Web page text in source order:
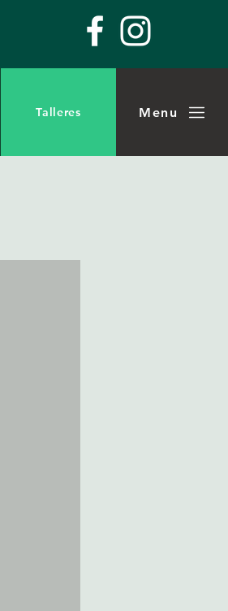
Talleres Menu